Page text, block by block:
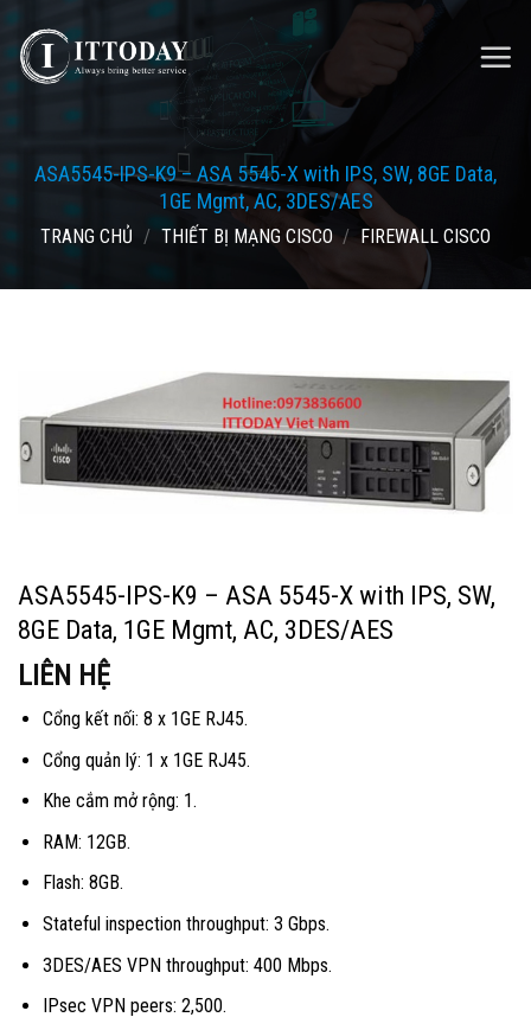
content
ASA5545-IPS-K9 – ASA 5545-X with IPS, SW, 8GE Data,
1GE Mgmt, AC, 3DES/AES
TRANG CHỦ / THIẾT BỊ MẠNG CISCO / FIREWALL CISCO
ASA5545-IPS-K9 – ASA 5545-X with IPS, SW,
8GE Data, 1GE Mgmt, AC, 3DES/AES
LIÊN HỆ
Cổng kết nối: 8 x 1GE RJ45.
Cổng quản lý: 1 x 1GE RJ45.
Khe cắm mở rộng: 1.
RAM: 12GB.
Flash: 8GB.
Stateful inspection throughput: 3 Gbps.
3DES/AES VPN throughput: 400 Mbps.
IPsec VPN peers: 2,500.